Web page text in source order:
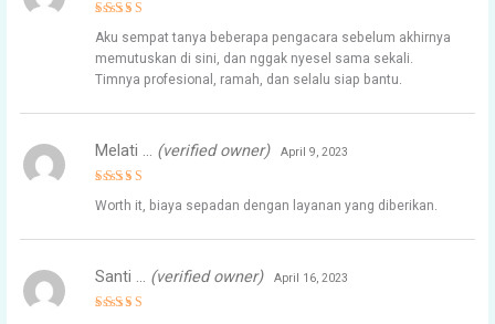
Rated
out of 5
Aku sempat tanya beberapa pengacara sebelum akhirnya
memutuskan di sini, dan nggak nyesel sama sekali.
Timnya profesional, ramah, dan selalu siap bantu.
Rated
5
out of 5
Melati … (verified owner) April 9, 2023
Worth it, biaya sepadan dengan layanan yang diberikan.
Santi … (verified owner) April 16, 2023